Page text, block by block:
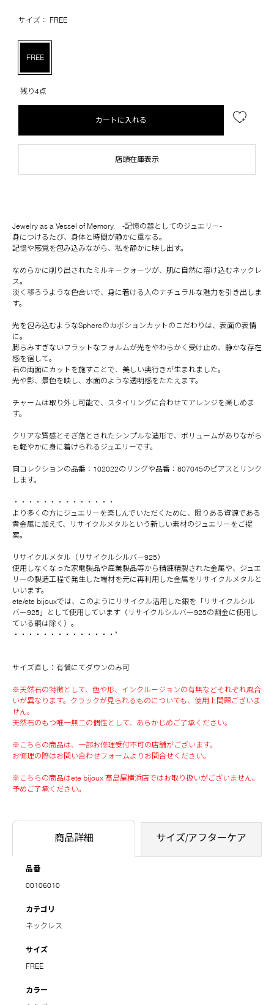
サイズ： FREE
FREE
残り4点
カートに入れる
店頭在庫表示
Jewelry as a Vessel of Memory. -記憶の器としてのジュエリー-
身につけるたび、身体と時間が静かに重なる。
記憶や感覚を包み込みながら、私を静かに映し出す。
なめらかに削り出されたミルキークォーツが、肌に自然に溶け込むネックレ
ス。
淡く移ろうような色合いで、身に着ける人のナチュラルな魅力を引き出しま
す。
光を包み込むようなSphereのカボションカットのこだわりは、表面の表情
に。
膨らみすぎないフラットなフォルムが光をやわらかく受け止め、静かな存在
感を宿して。
石の両面にカットを施すことで、美しい奥行きが生まれました。
光や影、景色を映し、水面のような透明感をたたえます。
チャームは取り外し可能で、スタイリングに合わせてアレンジを楽しめま
す。
クリアな質感とそぎ落とされたシンプルな造形で、ボリュームがありながら
も軽やかに身に着けられるジュエリーです。
同コレクションの品番：102022のリングや品番：807045のピアスとリンク
します。
・・・・・・・・・・・・・・
より多くの方にジュエリーを楽しんでいただくために、限りある資源である
貴金属に加えて、リサイクルメタルという新しい素材のジュエリーをご提
案。
リサイクルメタル（リサイクルシルバー925）
使用しなくなった家電製品や産業製品等から精錬精製された金属や、ジュエ
リーの製造工程で発生した端材を元に再利用した金属をリサイクルメタルと
いいます。
ete/ete bijouxでは、このようにリサイクル活用した銀を「リサイクルシル
バー925」として使用しています（リサイクルシルバー925の割金に使用し
ている銅は除く）。
・・・・・・・・・・・・・・"
サイズ直し：有償にてダウンのみ可
※天然石の特徴として、色や形、インクルージョンの有無などそれぞれ風合
いが異なります。クラックが見られるものについても、使用上問題ございま
せん。
天然石のもつ唯一無二の個性として、あらかじめご了承ください。
※こちらの商品は、一部お修理受付不可の店舗がございます。
お修理の際はお問い合わせフォームよりお問合せください。
※こちらの商品はete bijoux 髙島屋横浜店ではお取り扱いがございません。
予めご了承ください。
商品詳細 サイズ/アフターケア
品番
00106010
カテゴリ
ネックレス
サイズ
FREE
カラー